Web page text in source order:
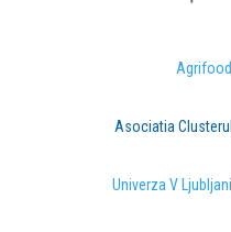
Asociatia
Univerza V